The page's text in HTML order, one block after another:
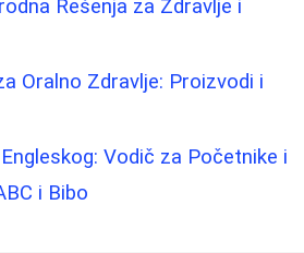
Rešenja za Zdravlje i
Oralno Zdravlje: Proizvodi i
Vodič za Početnike i
i Bibo